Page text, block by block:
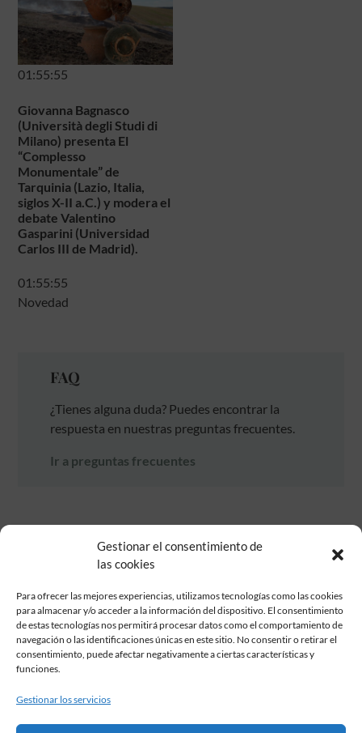
Gestionar el consentimiento de
las cookies
Para ofrecer las mejores experiencias, utilizamos tecnologías como las cookies
para almacenar y/o acceder a la información del dispositivo. El consentimiento
de estas tecnologías nos permitirá procesar datos como el comportamiento de
navegación o las identificaciones únicas en este sitio. No consentir o retirar el
consentimiento, puede afectar negativamente a ciertas características y
funciones.
Gestionar los servicios
01:55:55
Giovanna Bagnasco
(Università degli Studi di
Milano) presenta El
“Complesso
Monumentale” de
Tarquinia (Lazio, Italia,
siglos X-II a.C.) y modera el
debate Valentino
Gasparini (Universidad
Carlos III de Madrid).
01:55:55
Novedad
FAQ
¿Tienes alguna duda? Puedes encontrar la
respuesta en nuestras preguntas frecuentes.
Ir a preguntas frecuentes
Fundación Pastor de Estudios Clásicos
Calle Serrano, 107. Madrid, 28006.
915617236
2026 Todos los derechos reservados © Fundación Pastor. Sitio web